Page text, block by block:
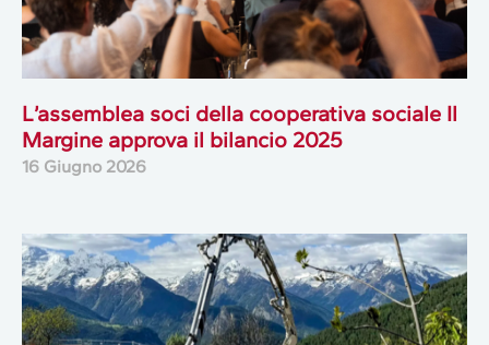
L’assemblea soci della cooperativa sociale Il
Margine approva il bilancio 2025
16 Giugno 2026